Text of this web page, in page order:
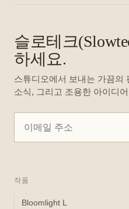
슬로테크
하세요.
스튜디오에서 보내는 가끔의
소식, 그리고 조용한 아이디
작품
Bloomlight L